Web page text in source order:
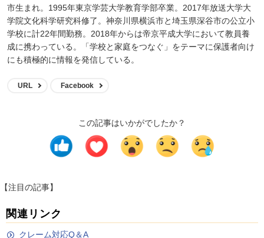
市生まれ。1995年東京学芸大学教育学部卒業。2017年放送大学大
学院文化科学研究科修了。神奈川県横浜市と埼玉県深谷市の公立小
学校に計22年間勤務。2018年からは帝京平成大学において教員養
成に携わっている。「学校と家庭をつなぐ」をテーマに保護者向け
にも積極的に情報を発信している。
URL Facebook
この記事はいかがでしたか？
【注目の記事】
関連リンク
クレーム対応Q＆A